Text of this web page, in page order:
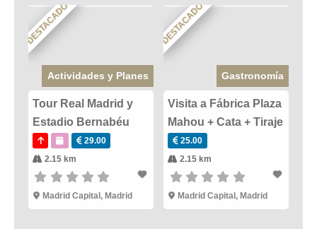
DESTACADO
Actividades y Planes
Tour Real Madrid y
Estadio Bernabéu
29.00
2.15 km
Madrid Capital, Madrid
DESTACADO
Gastronomía
Visita a Fábrica Plaza
Mahou + Cata + Tiraje
25.00
2.15 km
Madrid Capital, Madrid